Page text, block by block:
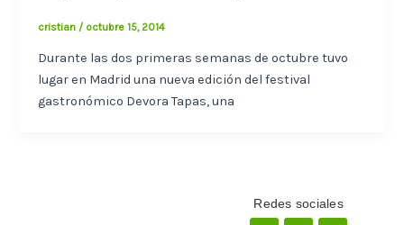
cristian / octubre 15, 2014
Durante las dos primeras semanas de octubre tuvo
lugar en Madrid una nueva edición del festival
gastronómico Devora Tapas, una
Redes sociales